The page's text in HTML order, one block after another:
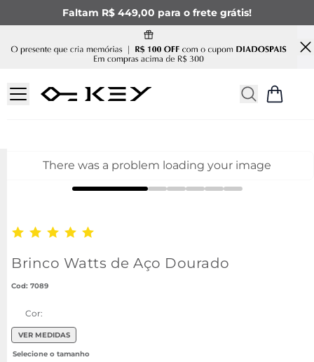
Faltam R$ 449,00 para o frete grátis!
There was a problem loading your image
Brinco Watts de Aço Dourado
: 7089
Cor:
VER MEDIDAS